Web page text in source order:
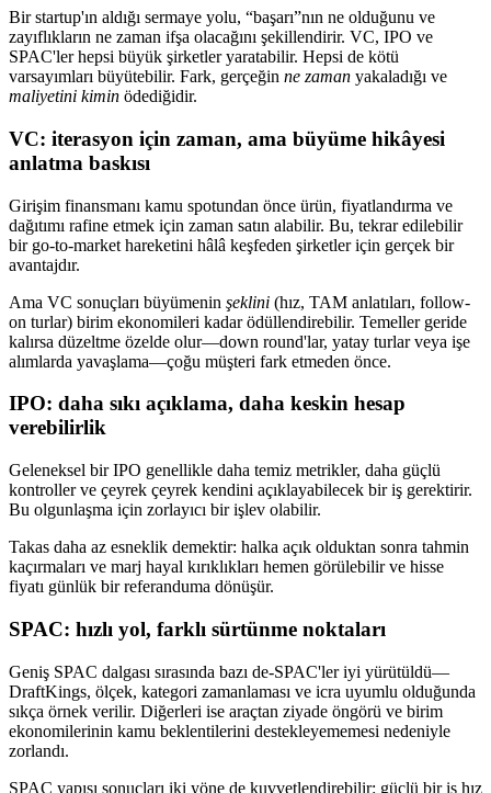
Bir startup'ın aldığı sermaye yolu, “başarı”nın ne olduğunu ve
zayıflıkların ne zaman ifşa olacağını şekillendirir. VC, IPO ve
SPAC'ler hepsi büyük şirketler yaratabilir. Hepsi de kötü
varsayımları büyütebilir. Fark, gerçeğin ne zaman yakaladığı ve
maliyetini kimin ödediğidir.
VC: iterasyon için zaman, ama büyüme hikâyesi
anlatma baskısı
Girişim finansmanı kamu spotundan önce ürün, fiyatlandırma ve
dağıtımı rafine etmek için zaman satın alabilir. Bu, tekrar edilebilir
bir go-to-market hareketini hâlâ keşfeden şirketler için gerçek bir
avantajdır.
Ama VC sonuçları büyümenin şeklini (hız, TAM anlatıları, follow-
on turlar) birim ekonomileri kadar ödüllendirebilir. Temeller geride
kalırsa düzeltme özelde olur—down round'lar, yatay turlar veya işe
alımlarda yavaşlama—çoğu müşteri fark etmeden önce.
IPO: daha sıkı açıklama, daha keskin hesap
verebilirlik
Geleneksel bir IPO genellikle daha temiz metrikler, daha güçlü
kontroller ve çeyrek çeyrek kendini açıklayabilecek bir iş gerektirir.
Bu olgunlaşma için zorlayıcı bir işlev olabilir.
Takas daha az esneklik demektir: halka açık olduktan sonra tahmin
kaçırmaları ve marj hayal kırıklıkları hemen görülebilir ve hisse
fiyatı günlük bir referanduma dönüşür.
SPAC: hızlı yol, farklı sürtünme noktaları
Geniş SPAC dalgası sırasında bazı de-SPAC'ler iyi yürütüldü—
DraftKings, ölçek, kategori zamanlaması ve icra uyumlu olduğunda
sıkça örnek verilir. Diğerleri ise araçtan ziyade öngörü ve birim
ekonomilerinin kamu beklentilerini destekleyememesi nedeniyle
zorlandı.
SPAC yapısı sonuçları iki yöne de kuvvetlendirebilir: güçlü bir iş hız